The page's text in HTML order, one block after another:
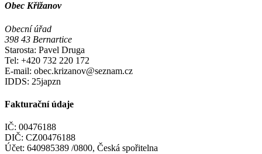
Obec Křižanov
Obecní úřad
398 43 Bernartice
Starosta: Pavel Druga
Tel: +420 732 220 172
E-mail: obec.krizanov@seznam.cz
IDDS: 25japzn
Fakturační údaje
IČ: 00476188
DIČ: CZ00476188
Účet: 640985389 /0800, Česká spořitelna